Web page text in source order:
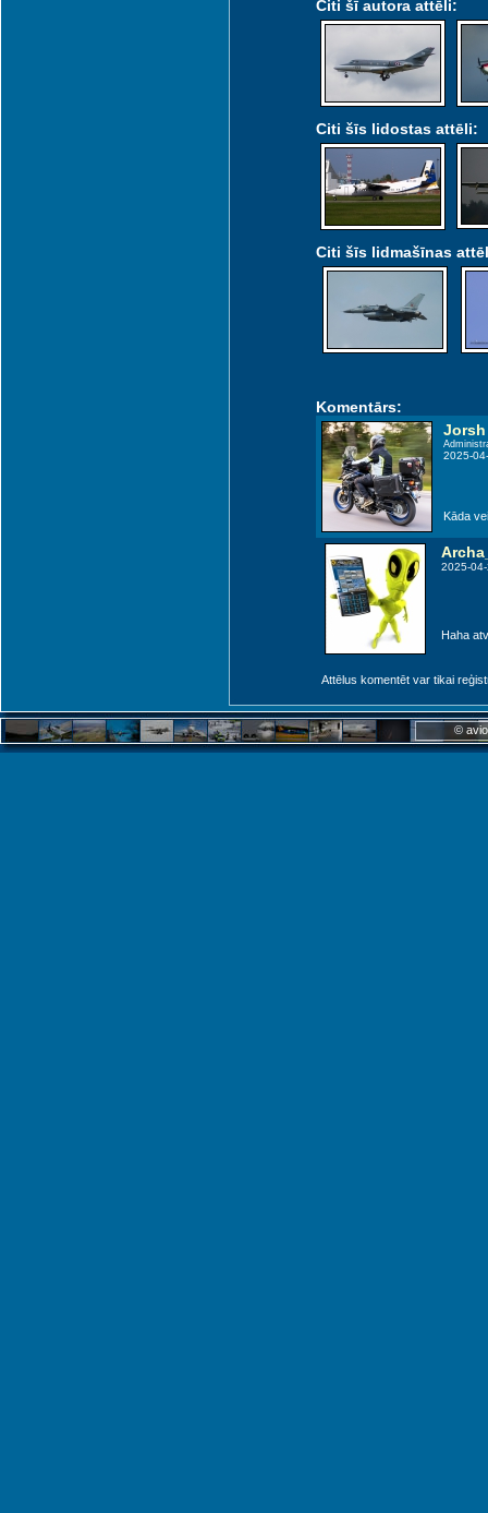
Citi šī autora attēli:
Citi šīs lidostas attēli:
Citi šīs lidmašīnas
Komentārs:
Jorsh
2025-
Kāda
2025-
Haha
Attēlus komentēt var tikai
©